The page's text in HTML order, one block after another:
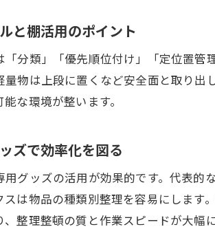
倉庫整理
倉庫整理
ラベル活用で
と棚活用のポイント
分類」「優先順位付け」「定位置
量物は上段に置くなど安全面と取り
な環境が整います。
ズで効率化を図る
グッズの活用が効果的です。代表
は物品の種類別整理を容易にしま
整理整頓の質と作業スピードが大幅